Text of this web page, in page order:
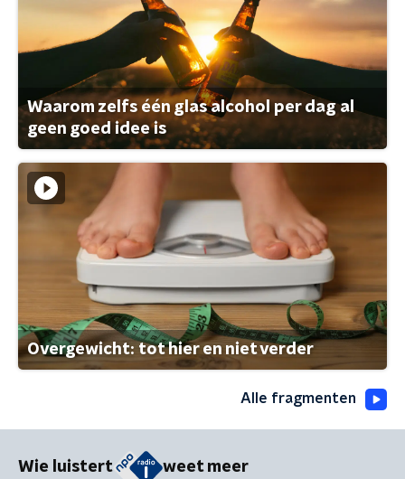
Waarom zelfs één glas alcohol per dag al
geen goed idee is
Overgewicht: tot hier en niet verder
Alle fragmenten
Wie luistert weet meer